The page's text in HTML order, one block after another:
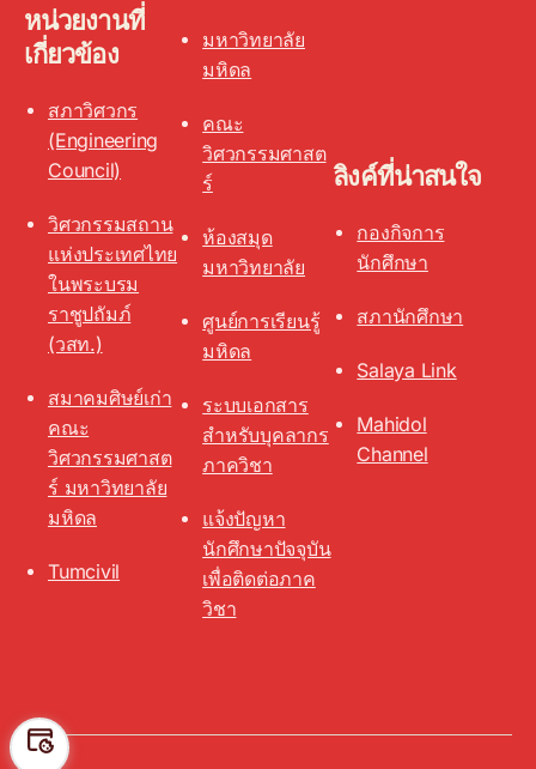
หน่วยงานที่
เกี่ยวข้อง
สภาวิศวกร
(Engineering
Council)
วิศวกรรมสถาน
แห่งประเทศไทย
ในพระบรม
ราชูปถัมภ์
(วสท.)
สมาคมศิษย์เก่า
คณะ
วิศวกรรมศาสต
ร์ มหาวิทยาลัย
มหิดล
Tumcivil
มหาวิทยาลัย
มหิดล
คณะ
วิศวกรรมศาสต
ร์
ห้องสมุด
มหาวิทยาลัย
ศูนย์การเรียนรู้
มหิดล
ระบบเอกสาร
สำหรับบุคลากร
ภาควิชา
แจ้งปัญหา
นักศึกษาปัจจุบัน
เพื่อติดต่อภาค
วิชา
ลิงค์ที่น่าสนใจ
กองกิจการ
นักศึกษา
สภานักศึกษา
Salaya Link
Mahidol
Channel